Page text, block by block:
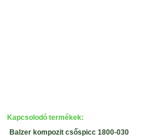
Kapcsolodó termékek:
Balzer kompozit csőspicc 1800-030